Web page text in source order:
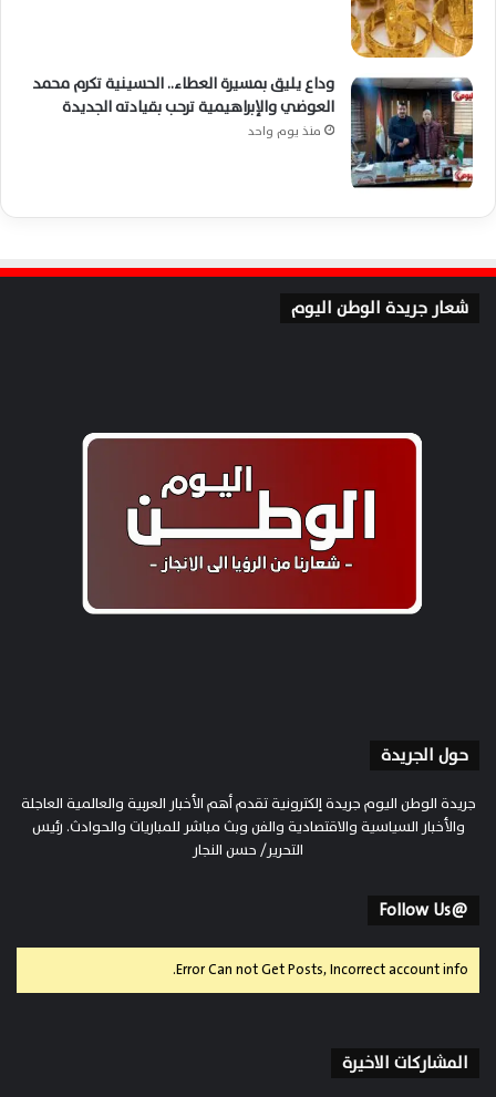
وداع يليق بمسيرة العطاء.. الحسينية تكرم محمد
العوضي والإبراهيمية ترحب بقيادته الجديدة
منذ يوم واحد
شعار جريدة الوطن اليوم
حول الجريدة
جريدة الوطن اليوم جريدة إلكترونية تقدم أهم الأخبار العربية والعالمية العاجلة
والأخبار السياسية والاقتصادية والفن وبث مباشر للمباريات والحوادث. رئيس
التحرير/ حسن النجار
@Follow Us
Error Can not Get Posts, Incorrect account info.
المشاركات الاخيرة